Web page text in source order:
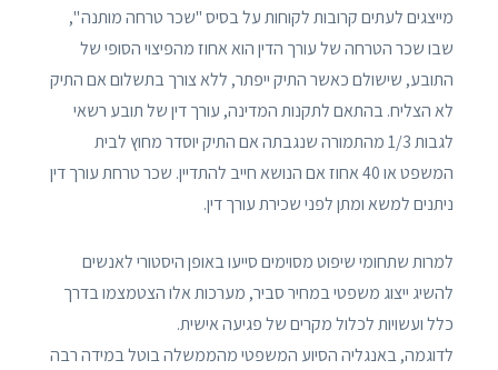
מייצגים לעתים קרובות לקוחות על בסיס "שכר טרחה מותנה ",
שבו שכר הטרחה של עורך הדין הוא אחוז מהפיצוי הסופי של
התובע, שישולם כאשר התיק ייפתר, ללא צורך בתשלום אם התיק
לא הצליח. בהתאם לתקנות המדינה, עורך דין של תובע רשאי
לגבות 1/3 מהתמורה שנגבתה אם התיק יוסדר מחוץ לבית
המשפט או 40 אחוז אם הנושא חייב להתדיין. שכר טרחת עורך דין
ניתנים למשא ומתן לפני שכירת עורך דין.
למרות שתחומי שיפוט מסוימים סייעו באופן היסטורי לאנשים
להשיג ייצוג משפטי במחיר סביר, מערכות אלו הצטמצמו בדרך
כלל ועשויות לכלול מקרים של פגיעה אישית.
לדוגמה, באנגליה הסיוע המשפטי מהממשלה בוטל במידה רבה